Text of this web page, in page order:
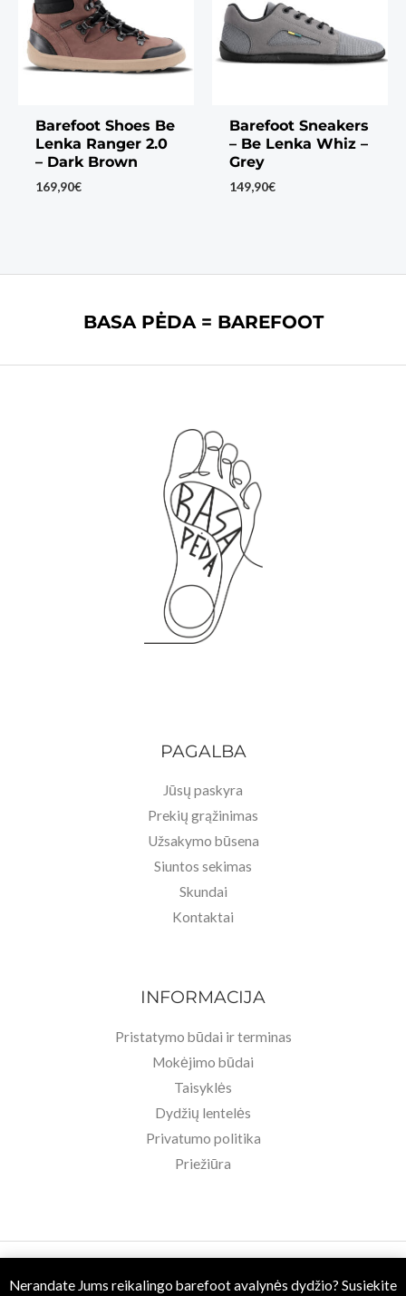
Nerandate Jums reikalingo barefoot avalynės dydžio? Susiekite
Barefoot Shoes Be
Lenka Ranger 2.0
– Dark Brown
169,90€
Barefoot Sneakers
– Be Lenka Whiz –
Grey
149,90€
BASA PĖDA = BAREFOOT
PAGALBA
Jūsų paskyra
Prekių grąžinimas
Užsakymo būsena
Siuntos sekimas
Skundai
Kontaktai
INFORMACIJA
Pristatymo būdai ir terminas
Mokėjimo būdai
Taisyklės
Dydžių lentelės
Privatumo politika
Priežiūra